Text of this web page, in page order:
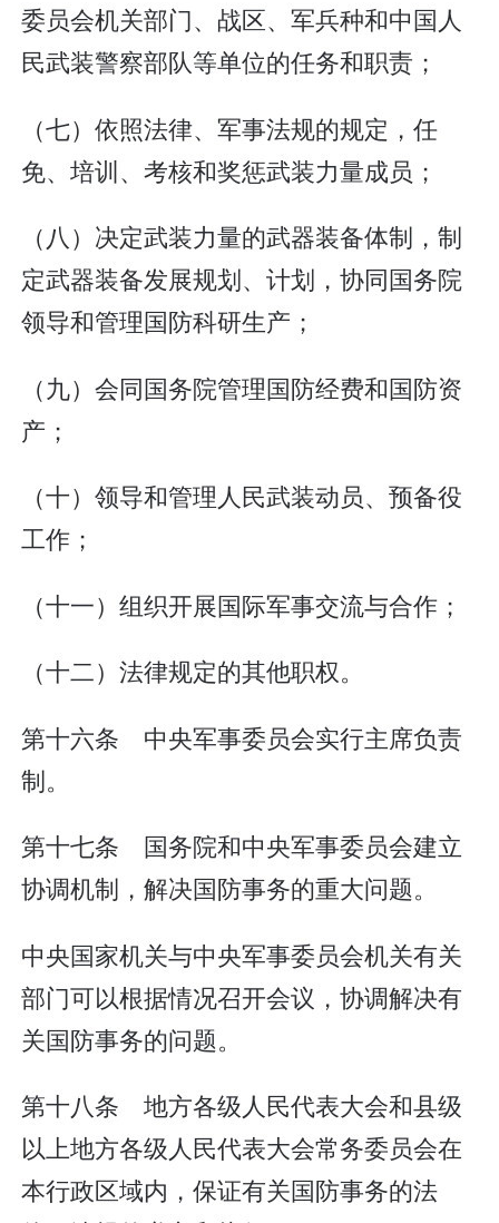
委员会机关部门、战区、军兵种和中国人
民武装警察部队等单位的任务和职责；
（七）依照法律、军事法规的规定，任
免、培训、考核和奖惩武装力量成员；
（八）决定武装力量的武器装备体制，制
定武器装备发展规划、计划，协同国务院
领导和管理国防科研生产；
（九）会同国务院管理国防经费和国防资
产；
（十）领导和管理人民武装动员、预备役
工作；
（十一）组织开展国际军事交流与合作；
（十二）法律规定的其他职权。
第十六条 中央军事委员会实行主席负责
制。
第十七条 国务院和中央军事委员会建立
协调机制，解决国防事务的重大问题。
中央国家机关与中央军事委员会机关有关
部门可以根据情况召开会议，协调解决有
关国防事务的问题。
第十八条 地方各级人民代表大会和县级
以上地方各级人民代表大会常务委员会在
本行政区域内，保证有关国防事务的法